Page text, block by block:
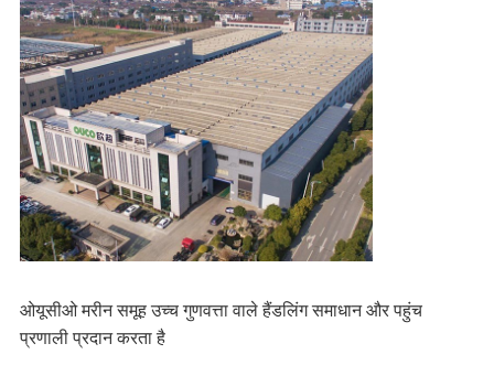
ओयूसीओ मरीन समूह उच्च गुणवत्ता वाले हैंडलिंग समाधान और पहुंच
प्रणाली प्रदान करता है